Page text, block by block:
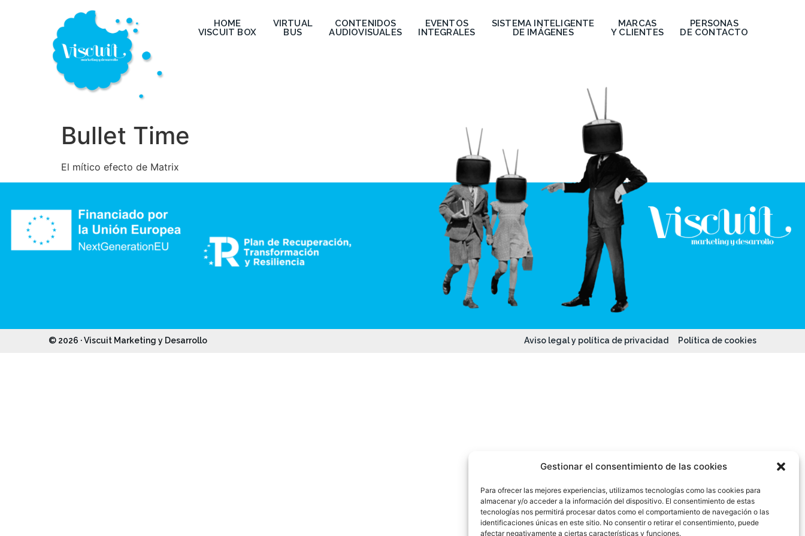
Gestionar el consentimiento de las cookies
Para ofrecer las mejores experiencias, utilizamos tecnologías como las cookies para
almacenar y/o acceder a la información del dispositivo. El consentimiento de estas
tecnologías nos permitirá procesar datos como el comportamiento de navegación o las
identificaciones únicas en este sitio. No consentir o retirar el consentimiento, puede
afectar negativamente a ciertas características y funciones.
HOME
VISCUIT BOX
VIRTUAL
BUS
CONTENIDOS
AUDIOVISUALES
EVENTOS
INTEGRALES
SISTEMA INTELIGENTE
DE IMÁGENES
MARCAS
Y CLIENTES
PERSONAS
DE CONTACTO
Bullet Time
El mítico efecto de Matrix
© 2026 · Viscuit Marketing y Desarrollo Aviso legal y política de privacidad Política de cookies